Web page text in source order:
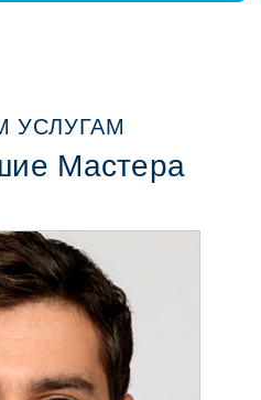
УСЛУГАМ
Мастера